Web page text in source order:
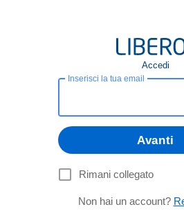
Accedi
Inserisci la tua email
Avanti
Rimani collegato
Non hai un account?